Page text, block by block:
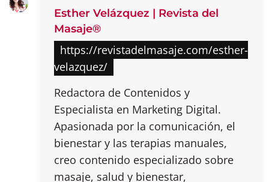
Esther Velázquez | Revista del
Masaje®
https://revistadelmasaje.com/esther-
velazquez/
Redactora de Contenidos y
Especialista en Marketing Digital.
Apasionada por la comunicación, el
bienestar y las terapias manuales,
creo contenido especializado sobre
masaje, salud y bienestar,